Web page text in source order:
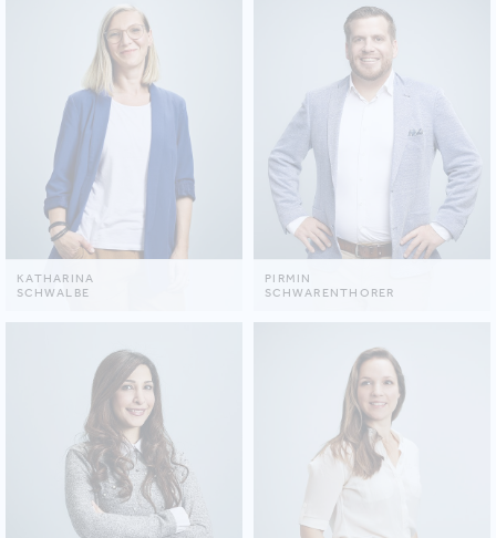
KATHARINA
SCHWALBE
PIRMIN
SCHWARENTHORER